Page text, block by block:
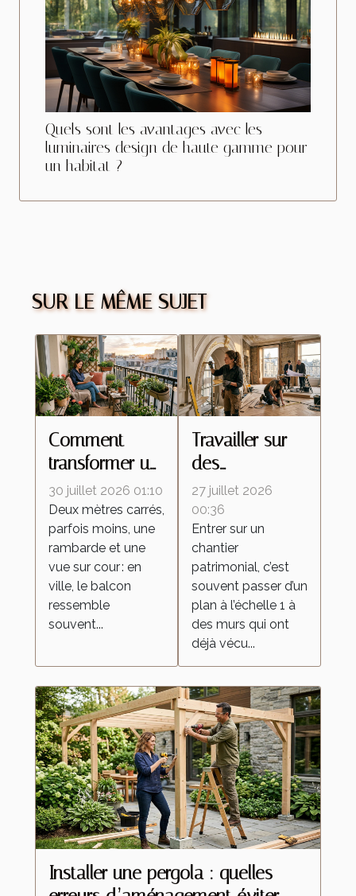
Quels sont les avantages avec les
luminaires design de haute gamme pour
un habitat ?
SUR LE MÊME SUJET
Comment
transformer un
petit balcon en
espace
extérieur
inspirant
30 juillet 2026 01:10
Deux mètres carrés,
parfois moins, une
rambarde et une
vue sur cour : en
ville, le balcon
ressemble
souvent...
Travailler sur
des
rénovations
d’exception :
un tremplin
pour les
nouveaux
talents
27 juillet 2026
00:36
Entrer sur un
chantier
patrimonial, c’est
souvent passer d’un
plan à l’échelle 1 à
des murs qui ont
déjà vécu...
Installer une pergola : quelles